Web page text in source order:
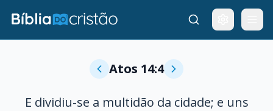
Atos 14:4
E dividiu-se a multidão da cidade; e uns